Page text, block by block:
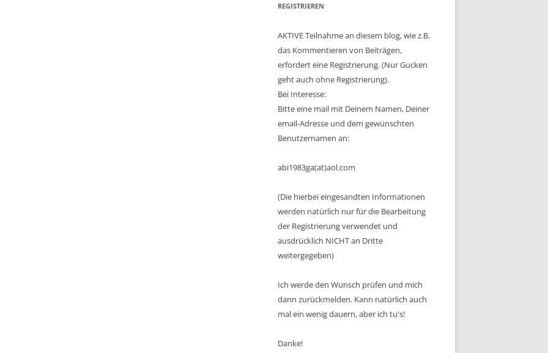
REGISTRIEREN
AKTIVE Teilnahme an diesem blog, wie z.B.
das Kommentieren von Beiträgen,
erfordert eine Registrierung. (Nur Gucken
geht auch ohne Registrierung).
Bei Interesse:
Bitte eine mail mit Deinem Namen, Deiner
email-Adresse und dem gewünschten
Benutzernamen an:
abi1983ga(at)aol.com
(Die hierbei eingesandten Informationen
werden natürlich nur für die Bearbeitung
der Registrierung verwendet und
ausdrücklich NICHT an Dritte
weitergegeben)
Ich werde den Wunsch prüfen und mich
dann zurückmelden. Kann natürlich auch
mal ein wenig dauern, aber ich tu's!
Danke!